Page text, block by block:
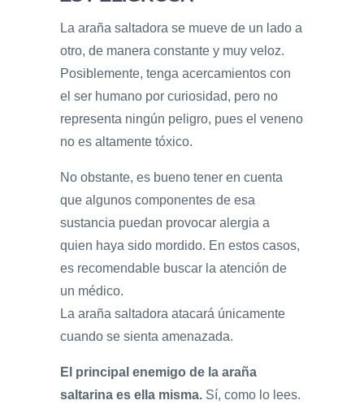
La araña saltadora se mueve de un lado a
otro, de manera constante y muy veloz.
Posiblemente, tenga acercamientos con
el ser humano por curiosidad, pero no
representa ningún peligro, pues el veneno
no es altamente tóxico.
No obstante, es bueno tener en cuenta
que algunos componentes de esa
sustancia puedan provocar alergia a
quien haya sido mordido. En estos casos,
es recomendable buscar la atención de
un médico.
La araña saltadora atacará únicamente
cuando se sienta amenazada.
El principal enemigo de la araña
saltarina es ella misma. Sí, como lo lees.